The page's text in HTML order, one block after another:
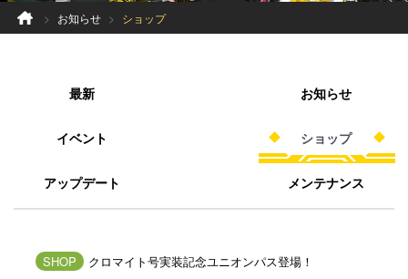
お知らせ ショップ
最新 お知らせ
イベント ショップ
アップデート メンテナンス
SHOP クロマイト号実装記念ユニオンパス登場！